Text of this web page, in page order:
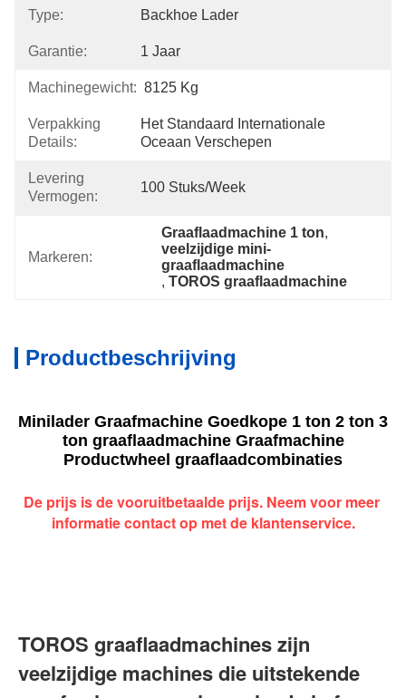
Type: Backhoe Lader
Garantie: 1 Jaar
Machinegewicht: 8125 Kg
Verpakking
Details:
Het Standaard Internationale
Oceaan Verschepen
Levering
Vermogen:
100 Stuks/week
Markeren:
Graaflaadmachine 1 ton,
veelzijdige mini-
graaflaadmachine
, TOROS graaflaadmachine
Productbeschrijving
Minilader Graafmachine Goedkope 1 ton 2 ton 3
ton graaflaadmachine Graafmachine
Productwheel graaflaadcombinaties
De prijs is de vooruitbetaalde prijs. Neem voor meer
informatie contact op met de klantenservice.
TOROS graaflaadmachines zijn
veelzijdige machines die uitstekende